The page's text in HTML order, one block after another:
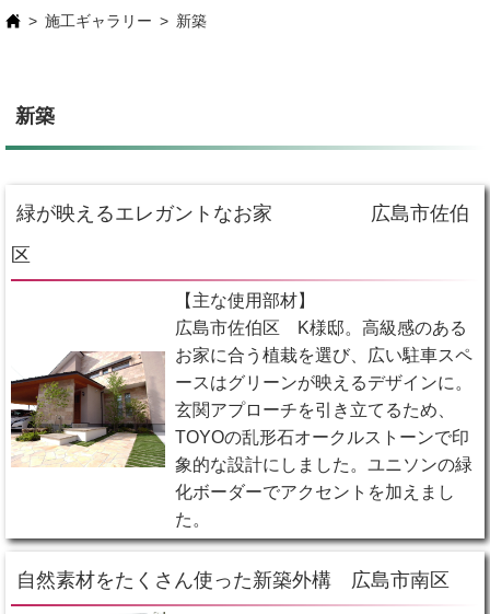
施工ギャラリー 新築
新築
緑が映えるエレガントなお家 広島市佐伯
区
【主な使用部材】
広島市佐伯区 K様邸。高級感のある
お家に合う植栽を選び、広い駐車スペ
ースはグリーンが映えるデザインに。
玄関アプローチを引き立てるため、
TOYOの乱形石オークルストーンで印
象的な設計にしました。ユニソンの緑
化ボーダーでアクセントを加えまし
た。
自然素材をたくさん使った新築外構 広島市南区